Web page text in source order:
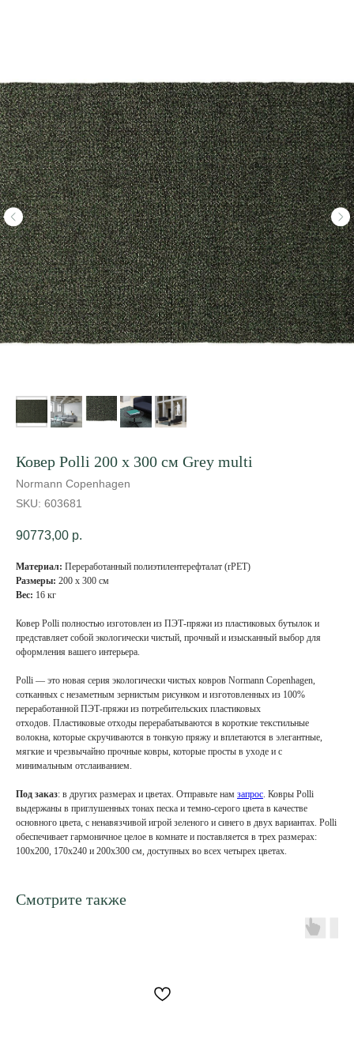
Ковер Polli 200 x 300 см Grey multi
Normann Copenhagen
SKU: 603681
90773,00 р.
Материал: Переработанный полиэтилентерефталат (rPET)
Размеры: 200 x 300 см
Вес: 16 кг
Ковер Polli полностью изготовлен из ПЭТ-пряжи из пластиковых бутылок и
представляет собой экологически чистый, прочный и изысканный выбор для
оформления вашего интерьера.
Polli — это новая серия экологически чистых ковров Normann Copenhagen,
сотканных с незаметным зернистым рисунком и изготовленных из 100%
переработанной ПЭТ-пряжи из потребительских пластиковых
отходов. Пластиковые отходы перерабатываются в короткие текстильные
волокна, которые скручиваются в тонкую пряжу и вплетаются в элегантные,
мягкие и чрезвычайно прочные ковры, которые просты в уходе и с
минимальным отслаиванием.
Под заказ: в других размерах и цветах. Отправьте нам запрос. Ковры Polli
выдержаны в приглушенных тонах песка и темно-серого цвета в качестве
основного цвета, с ненавязчивой игрой зеленого и синего в двух вариантах. Polli
обеспечивает гармоничное целое в комнате и поставляется в трех размерах:
100x200, 170x240 и 200x300 см, доступных во всех четырех цветах.
Смотрите также